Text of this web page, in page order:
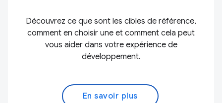
Découvrez ce que sont les cibles de référence,
comment en choisir une et comment cela peut
vous aider dans votre expérience de
développement.
En savoir plus